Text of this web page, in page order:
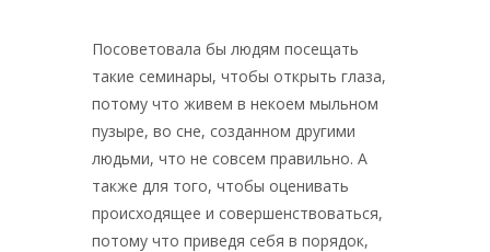
Посоветовала бы людям посещать
такие семинары, чтобы открыть глаза,
потому что живем в некоем мыльном
пузыре, во сне, созданном другими
людьми, что не совсем правильно. А
также для того, чтобы оценивать
происходящее и совершенствоваться,
потому что приведя себя в порядок,